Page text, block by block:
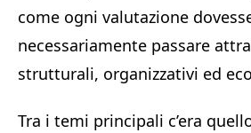
come ogni valutazione
necessariamente passare
strutturali, organizzativi ed
Tra i temi principali c’era